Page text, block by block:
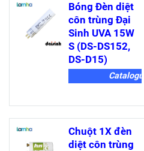
Bóng Đèn diệt
côn trùng Đại
Sinh UVA 15W
S (DS-DS152,
DS-D15)
Catalogue
Chuột 1X đèn
diệt côn trùng